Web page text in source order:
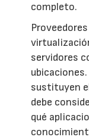
completo.
servidores
sustituyen
debe
qué